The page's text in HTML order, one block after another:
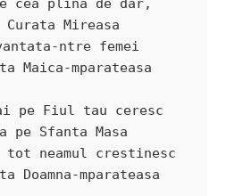
cea plina de dar,
Curata Mireasa
ntre femei
Maica-mparateasa
pe Fiul tau ceresc
pe Sfanta Masa
neamul crestinesc
Doamna-mparateasa